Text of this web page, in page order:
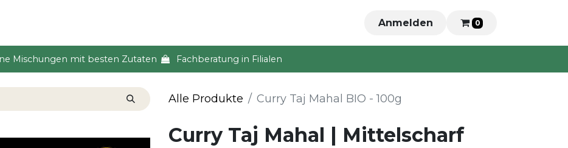
Anmelden 0
Mischungen mit besten Zutaten Fachberatung in Filialen
Alle Produkte Curry Taj Mahal BIO - 100g
Curry Taj Mahal | Mittelscharf